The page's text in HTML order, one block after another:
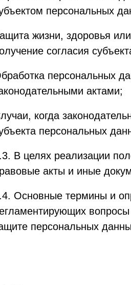
персональных
жизни, здоровья
согласия
персональных
актами;
когда
персональных
В целях реализации
акты и иные
Основные термины и
персональных